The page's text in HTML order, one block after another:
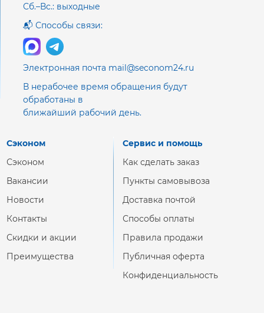
Сб.–Вс.: выходные
📬 Способы связи:
Электронная почта mail@seconom24.ru
В нерабочее время обращения будут
обработаны в
ближайший рабочий день.
Сэконом
Сэконом
Вакансии
Новости
Контакты
Скидки и акции
Преимущества
Сервис и помощь
Как сделать заказ
Пункты самовывоза
Доставка почтой
Способы оплаты
Правила продажи
Публичная оферта
Конфиденциальность